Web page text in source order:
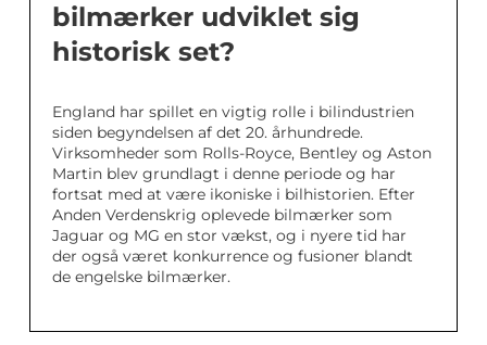
bilmærker udviklet sig
historisk set?
England har spillet en vigtig rolle i bilindustrien
siden begyndelsen af det 20. århundrede.
Virksomheder som Rolls-Royce, Bentley og Aston
Martin blev grundlagt i denne periode og har
fortsat med at være ikoniske i bilhistorien. Efter
Anden Verdenskrig oplevede bilmærker som
Jaguar og MG en stor vækst, og i nyere tid har
der også været konkurrence og fusioner blandt
de engelske bilmærker.